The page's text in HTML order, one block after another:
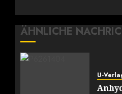
ÄHNLICHE
U-